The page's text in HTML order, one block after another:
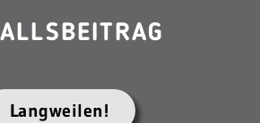
Langweilen!